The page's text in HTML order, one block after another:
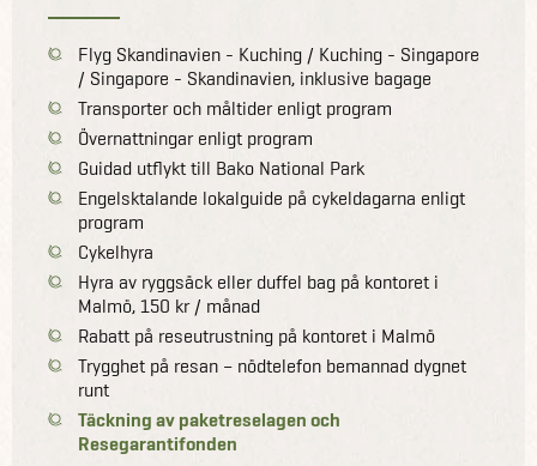
Flyg Skandinavien - Kuching / Kuching - Singapore
/ Singapore - Skandinavien, inklusive bagage
Transporter och måltider enligt program
Övernattningar enligt program
Guidad utflykt till Bako National Park
Engelsktalande lokalguide på cykeldagarna enligt
program
Cykelhyra
Hyra av ryggsäck eller duffel bag på kontoret i
Malmö, 150 kr / månad
Rabatt på reseutrustning på kontoret i Malmö
Trygghet på resan – nödtelefon bemannad dygnet
runt
Täckning av paketreselagen och
Resegarantifonden